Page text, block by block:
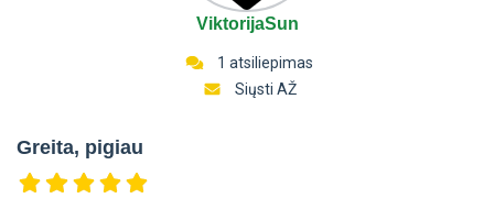
ViktorijaSun
1 atsiliepimas
Siųsti AŽ
Greita, pigiau